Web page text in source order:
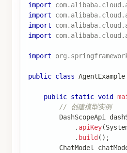
import com. alibaba. cloud .
import
com. alibaba. cloud .
import
com. alibaba. cloud .
import
com. alibaba. cloud .
import org .
public class AgentExample
public static void
// 创建模型实例
DashScopeApi
. apiKey(
. build ( ) ;
ChatModel